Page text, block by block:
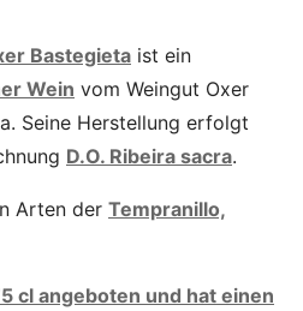
Bastegieta ist ein
Wein vom Weingut Oxer
Seine Herstellung erfolgt
D.O. Ribeira sacra.
Arten der Tempranillo,
cl angeboten und hat einen